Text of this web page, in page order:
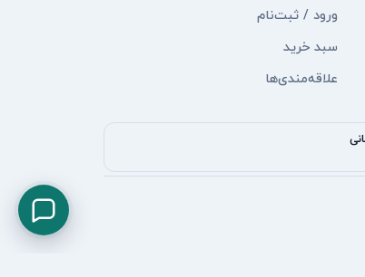
ورود / ثبت‌نام
سبد خرید
علاقه‌مندی‌ها